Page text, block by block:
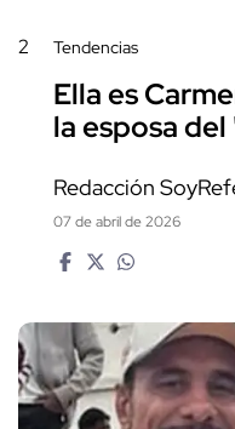
2 Tendencias
Ella es
la esposa
Redacción
07 de abril de 2026